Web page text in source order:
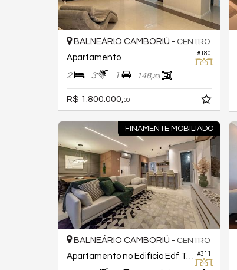
#180
BALNEÁRIO CAMBORIÚ - CENTRO
Apartamento
2 3 1 148,33
R$ 1.800.000, 00
FINAMENTE MOBILIADO
#311
BALNEÁRIO CAMBORIÚ - CENTRO